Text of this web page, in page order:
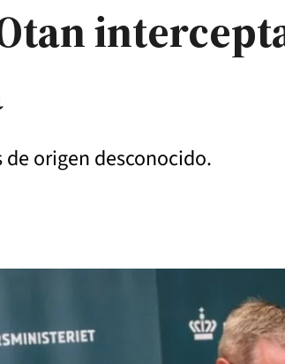
origen desconocido.